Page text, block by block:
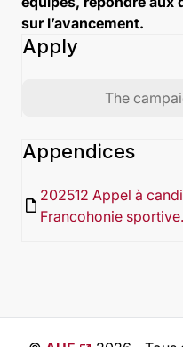
sur l’avancement.
Apply
The
Appendices
insert_drive_file 202512 Appel à
Francohonie